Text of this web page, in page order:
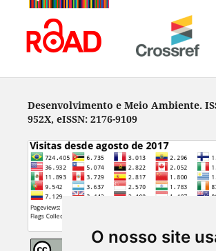
O nosso site
Desenvolvimento e Meio Ambiente.
952X, eISSN: 2176-9109